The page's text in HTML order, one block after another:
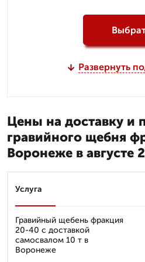
Развернуть
Цены на доставку и
гравийного щебня
Воронеже в августе
Услуга
Гравийный щебень фракция
20-40 с доставкой
самосвалом 10 т в
Воронеже